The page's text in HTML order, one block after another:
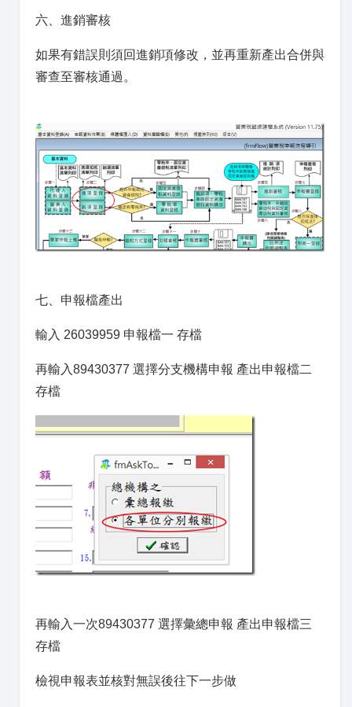
六、進銷審核
如果有錯誤則須回進銷項修改，並再重新產出合併與
審查至審核通過。
七、申報檔產出
輸入 26039959 申報檔一 存檔
再輸入89430377 選擇分支機構申報 產出申報檔二
存檔
再輸入一次89430377 選擇彙總申報 產出申報檔三
存檔
檢視申報表並核對無誤後往下一步做